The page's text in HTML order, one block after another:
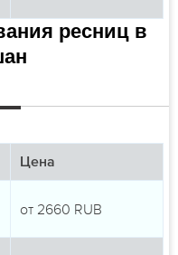
ресниц в
Цена
от 2660 RUB